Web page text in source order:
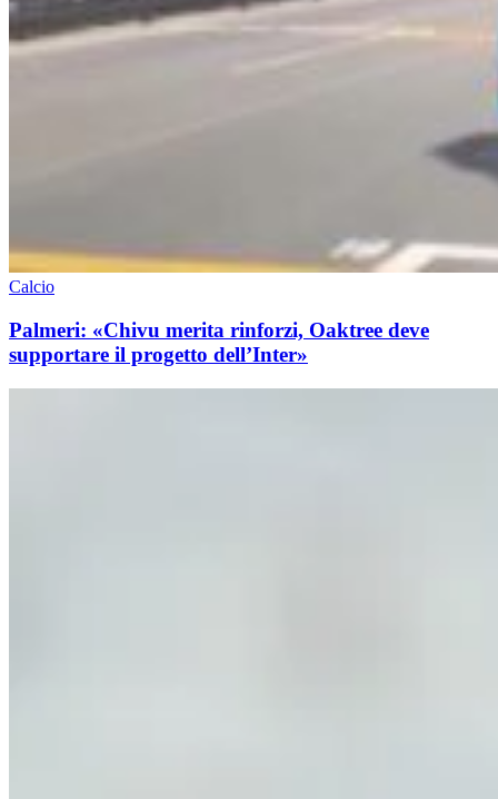
Calcio
Palmeri: «Chivu merita rinforzi, Oaktree deve
supportare il progetto dell’Inter»